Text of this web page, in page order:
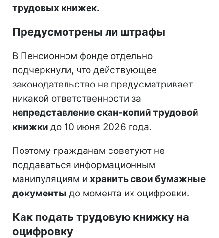
трудовых книжек.
Предусмотрены ли штрафы
В Пенсионном фонде отдельно
подчеркнули, что действующее
законодательство не предусматривает
никакой ответственности за
непредставление скан-копий трудовой
книжки до 10 июня 2026 года.
Поэтому гражданам советуют не
поддаваться информационным
манипуляциям и хранить свои бумажные
документы до момента их оцифровки.
Как подать трудовую книжку на
оцифровку